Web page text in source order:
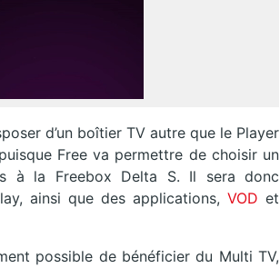
d’un boîtier TV autre que le Player
Free va permettre de choisir un
à la Freebox Delta S. Il sera donc
ainsi que des applications, VODet
possible de bénéficier du Multi TV,